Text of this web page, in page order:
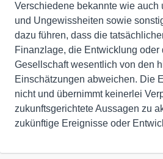
Verschiedene bekannte wie auch
und Ungewissheiten sowie
dazu führen, dass die
Finanzlage, die Entwicklung oder
Gesellschaft wesentlich von den
Einschätzungen abweichen. Die
nicht und übernimmt keinerlei
zukunftsgerichtete Aussagen zu
zukünftige Ereignisse oder